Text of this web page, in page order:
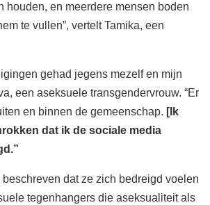
houden, en meerdere mensen boden
te vullen”, vertelt Tamika, een
gehad jegens mezelf en mijn
een aseksuele transgendervrouw. “Er
en binnen de gemeenschap. [Ik
dat ik de sociale media
dat ze zich bedreigd voelen
tegenhangers die aseksualiteit als